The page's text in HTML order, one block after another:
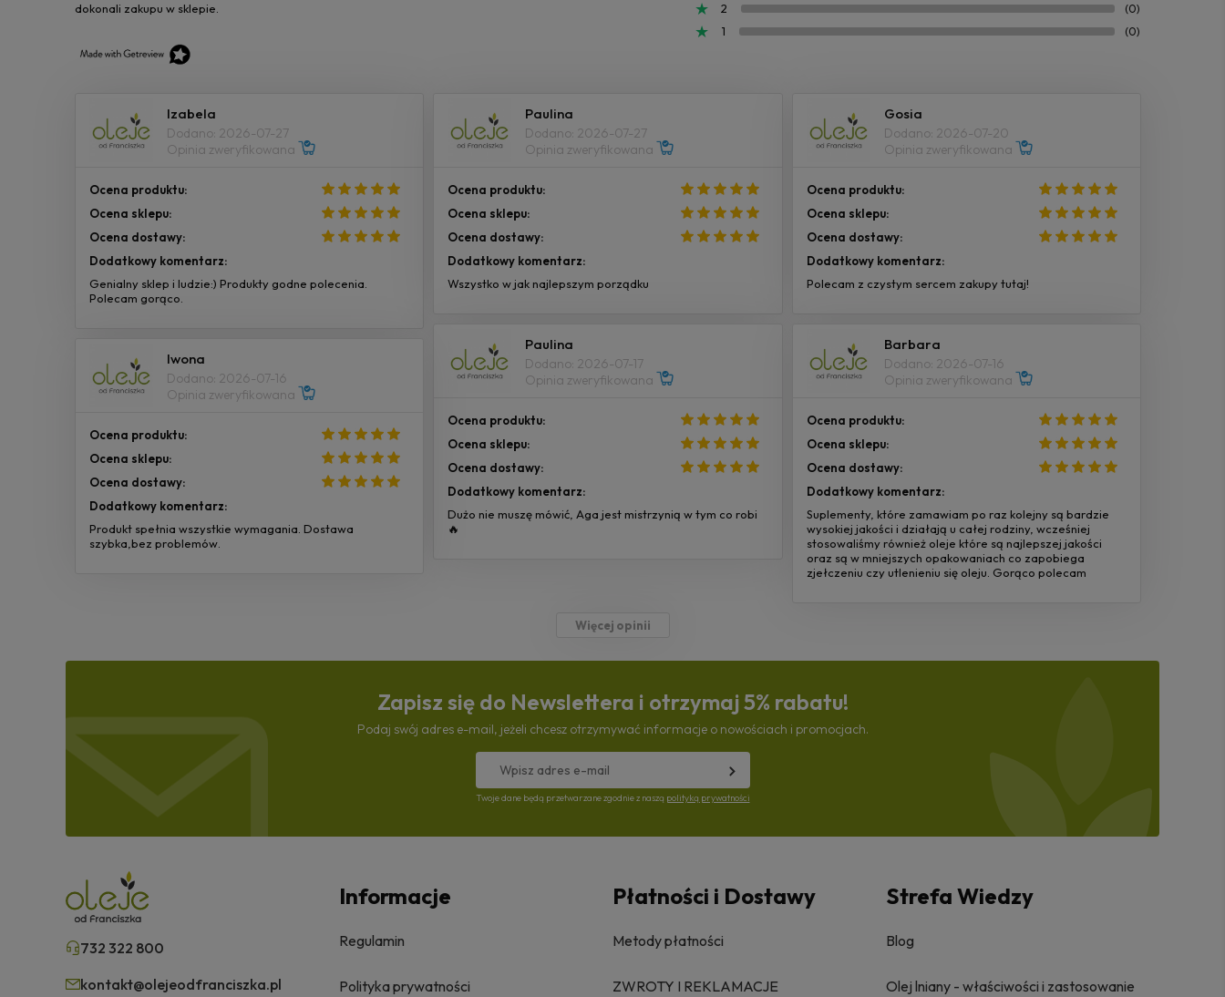
dokonali zakupu w sklepie.
2 (0)
1 (0)
Izabela
Dodano: 2026-07-27
Opinia zweryfikowana
Ocena produktu:
Ocena sklepu:
Ocena dostawy:
Dodatkowy komentarz:
Genialny sklep i ludzie:) Produkty godne polecenia.
Polecam gorąco.
Paulina
Dodano: 2026-07-27
Opinia zweryfikowana
Ocena produktu:
Ocena sklepu:
Ocena dostawy:
Dodatkowy komentarz:
Wszystko w jak najlepszym porządku
Gosia
Dodano: 2026-07-20
Opinia zweryfikowana
Ocena produktu:
Ocena sklepu:
Ocena dostawy:
Dodatkowy komentarz:
Polecam z czystym sercem zakupy tutaj!
Paulina
Dodano: 2026-07-17
Opinia zweryfikowana
Ocena produktu:
Ocena sklepu:
Ocena dostawy:
Dodatkowy komentarz:
Dużo nie muszę mówić, Aga jest mistrzynią w tym co robi
🔥
Barbara
Dodano: 2026-07-16
Opinia zweryfikowana
Ocena produktu:
Ocena sklepu:
Ocena dostawy:
Dodatkowy komentarz:
Suplementy, które zamawiam po raz kolejny są bardzie
wysokiej jakości i działają u całej rodziny, wcześniej
stosowaliśmy również oleje które są najlepszej jakości
oraz są w mniejszych opakowaniach co zapobiega
zjełczeniu czy utlenieniu się oleju. Gorąco polecam
Iwona
Dodano: 2026-07-16
Opinia zweryfikowana
Ocena produktu:
Ocena sklepu:
Ocena dostawy:
Dodatkowy komentarz:
Produkt spełnia wszystkie wymagania. Dostawa
szybka,bez problemów.
Więcej opinii
Zapisz się do Newslettera i otrzymaj 5% rabatu!
Podaj swój adres e-mail, jeżeli chcesz otrzymywać informacje o nowościach i promocjach.
Twoje dane będą przetwarzane zgodnie z naszą polityką prywatności
732 322 800
kontakt@olejeodfranciszka.pl
Informacje
Regulamin
Polityka prywatności
Płatności i Dostawy
Metody płatności
ZWROTY I REKLAMACJE
Strefa Wiedzy
Blog
Olej lniany - właściwości i zastosowanie